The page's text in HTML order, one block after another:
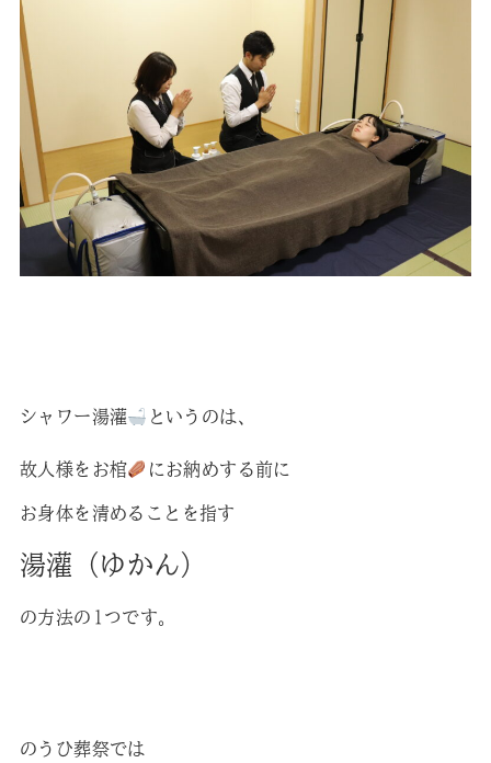
シャワー湯灌 というのは、
故人様をお棺 にお納めする前に
お身体を清めることを指す
湯灌（ゆかん）
の方法の1つです。
のうひ葬祭では